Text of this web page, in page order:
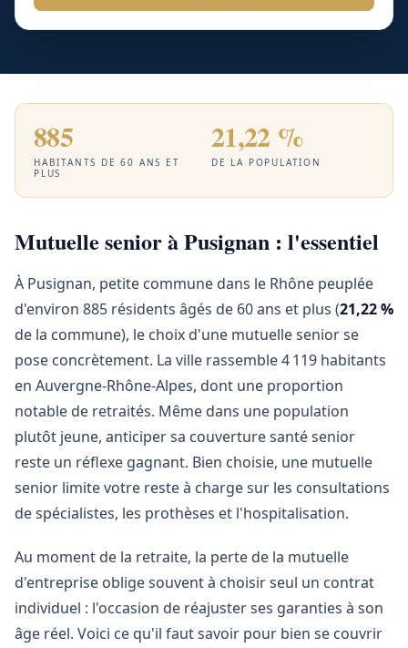
885
HABITANTS DE 60 ANS ET
PLUS
21,22 %
DE LA POPULATION
Mutuelle senior à Pusignan : l'essentiel
À Pusignan, petite commune dans le Rhône peuplée
d'environ 885 résidents âgés de 60 ans et plus (21,22 %
de la commune), le choix d'une mutuelle senior se
pose concrètement. La ville rassemble 4 119 habitants
en Auvergne-Rhône-Alpes, dont une proportion
notable de retraités. Même dans une population
plutôt jeune, anticiper sa couverture santé senior
reste un réflexe gagnant. Bien choisie, une mutuelle
senior limite votre reste à charge sur les consultations
de spécialistes, les prothèses et l'hospitalisation.
Au moment de la retraite, la perte de la mutuelle
d'entreprise oblige souvent à choisir seul un contrat
individuel : l'occasion de réajuster ses garanties à son
âge réel. Voici ce qu'il faut savoir pour bien se couvrir